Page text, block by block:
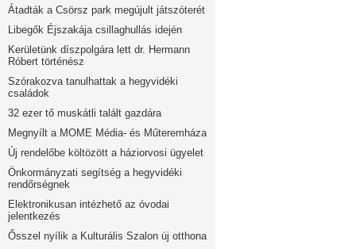
Átadták a Csörsz park megújult játszóterét
Libegők Éjszakája csillaghullás idején
Kerületünk díszpolgára lett dr. Hermann
Róbert történész
Szórakozva tanulhattak a hegyvidéki
családok
32 ezer tő muskátli talált gazdára
Megnyílt a MOME Média- és Műteremháza
Új rendelőbe költözött a háziorvosi ügyelet
Önkormányzati segítség a hegyvidéki
rendőrségnek
Elektronikusan intézhető az óvodai
jelentkezés
Ősszel nyílik a Kulturális Szalon új otthona